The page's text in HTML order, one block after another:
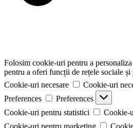
Folosim cookie-uri pentru a
pentru a oferi funcții de rețele sociale
Cookie-uri necesare
Cookie-uri
Preferences
Preferences
Cookie-uri pentru statistici
Cookie-